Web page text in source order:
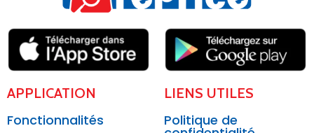
APPLICATION
Fonctionnalités
LIENS UTILES
Politique de